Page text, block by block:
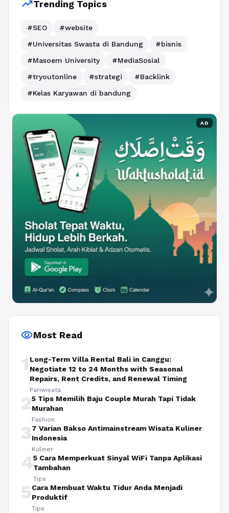
trending_upTrending Topics
#SEO
#website
#Universitas Swasta di Bandung
#bisnis
#Masoem University
#MediaSosial
#tryoutonline
#strategi
#Backlink
#Kelas Karyawan di bandung
AD
visibilityMost Read
1 Long-Term Villa Rental Bali in Canggu:
Negotiate 12 to 24 Months with Seasonal
Repairs, Rent Credits, and Renewal Timing
Pariwisata
25 Tips Memilih Baju Couple Murah Tapi Tidak
Murahan
Fashion
37 Varian Bakso Antimainstream Wisata Kuliner
Indonesia
Kuliner
45 Cara Memperkuat Sinyal WiFi Tanpa Aplikasi
Tambahan
Tips
5Cara Membuat Waktu Tidur Anda Menjadi
Produktif
Tips